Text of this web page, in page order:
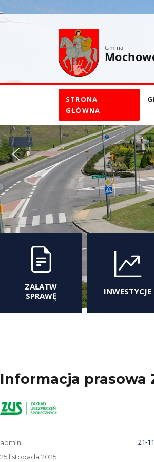
treści
Gmina
STRONA
GŁÓWNA
ZAŁATW
SPRAWĘ
INWESTYCJE
Informacja prasowa
21-
Autor
admin
Data
25 listopada 2025